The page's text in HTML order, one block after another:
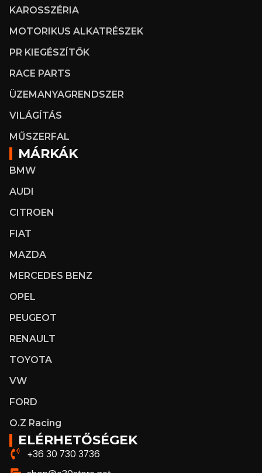
KAROSSZÉRIA
MOTORIKUS ALKATRÉSZEK
PR KIEGÉSZÍTŐK
RACE PARTS
ÜZEMANYAGRENDSZER
VILÁGÍTÁS
MŰSZERFAL
MÁRKÁK
BMW
AUDI
CITROEN
FIAT
MAZDA
MERCEDES BENZ
OPEL
PEUGEOT
RENAULT
TOYOTA
VW
FORD
O.Z Racing
ELÉRHETŐSÉGEK
+36 30 730 3736